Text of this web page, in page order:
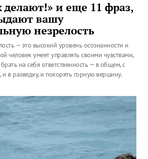
делают!» и еще 11 фраз,
вашу
незрелость
— это высокий уровень осознанности и
человек умеет управлять своими чувствами,
на себя ответственность — в общем, с
в разведку, и покорять горную вершину.